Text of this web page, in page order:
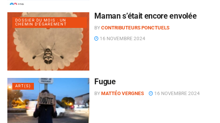
DOSSIER DU MOIS : UN
CHEMIN D'ÉGAREMENT
Maman s’était encore envolée
BYCONTRIBUTEURS PONCTUELS
16 NOVEMBRE 2024
ART(S) Fugue
BYMATTÉO VERGNES 16 NOVEMBRE 2024